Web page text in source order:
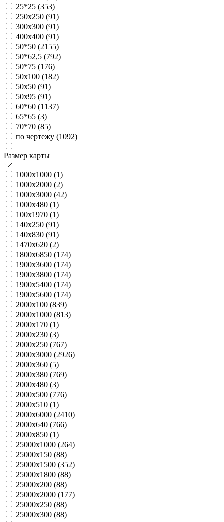
25*25 (353)
250х250 (91)
300х300 (91)
400х400 (91)
50*50 (2155)
50*62,5 (792)
50*75 (176)
50х100 (182)
50х50 (91)
50х95 (91)
60*60 (1137)
65*65 (3)
70*70 (85)
по чертежу (1092)
Размер карты
1000х1000 (1)
1000х2000 (2)
1000х3000 (42)
1000х480 (1)
100х1970 (1)
140х250 (91)
140х830 (91)
1470х620 (2)
1800х6850 (174)
1900х3600 (174)
1900х3800 (174)
1900х5400 (174)
1900х5600 (174)
2000х100 (839)
2000х1000 (813)
2000х170 (1)
2000х230 (3)
2000х250 (767)
2000х3000 (2926)
2000х360 (5)
2000х380 (769)
2000х480 (3)
2000х500 (776)
2000х510 (1)
2000х6000 (2410)
2000х640 (766)
2000х850 (1)
25000х1000 (264)
25000х150 (88)
25000х1500 (352)
25000х1800 (88)
25000х200 (88)
25000х2000 (177)
25000х250 (88)
25000х300 (88)